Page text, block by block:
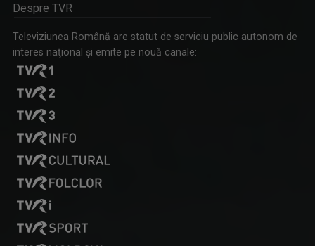
Despre TVR
Televiziunea Română are statut de serviciu public autonom de
interes naţional şi emite pe nouă canale: